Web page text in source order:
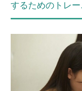
するためのトレ